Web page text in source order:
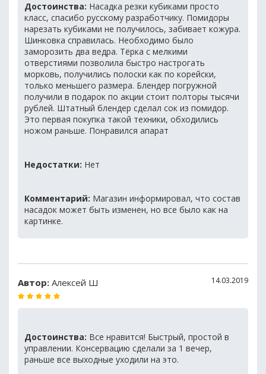
Достоинства: Насадка резки кубиками просто
класс, спасибо русскому разработчику. Помидоры
нарезать кубиками не получилось, забивает кожура.
Шинковка справилась. Необходимо было
заморозить два ведра. Тёрка с мелкими
отверстиями позволила быстро настрогать
морковь, получились полоски как по корейски,
только меньшего размера. Блендер погружной
получили в подарок по акции стоит полторы тысячи
рублей. Штатный блендер сделал сок из помидор.
Это первая покупка такой техники, обходились
ножом раньше. Понравился апарат
Недостатки: Нет
Комментарий: Магазин информировал, что состав
насадок может быть изменен, но все было как на
картинке.
Автор: Алексей Ш 14.03.2019
Достоинства: Все нравится! Быстрый, простой в
управлении. Консервацию сделали за 1 вечер,
раньше все выходные уходили на это.